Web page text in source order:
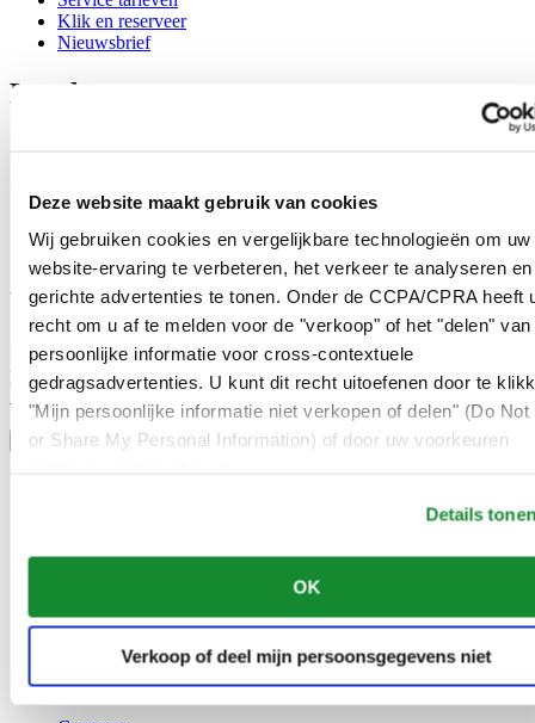
Deze website maakt gebruik van cookies
Wij gebruiken cookies en vergelijkbare technologieën om uw
website-ervaring te verbeteren, het verkeer te analyseren en
gerichte advertenties te tonen. Onder de CCPA/CPRA heeft
recht om u af te melden voor de "verkoop" of het "delen" van
persoonlijke informatie voor cross-contextuele
gedragsadvertenties. U kunt dit recht uitoefenen door te
"Mijn persoonlijke informatie niet verkopen of delen" (Do Not
or Share My Personal Information) of door uw voorkeuren
Details
OK
Verkoop of deel mijn persoonsgegevens niet
Klik en reserveer
Nieuwsbrief
Legal
Contact
Verkoopvoorwaarden
Herroeping van de overeenkomst
Word lid van de CERTINA club
Meld je aan en ontvang exclusieve aanbiedingen en
productrecensies
Schrijf je in!
Selecteer een land/regio
Taalkeuze
简体中文
France